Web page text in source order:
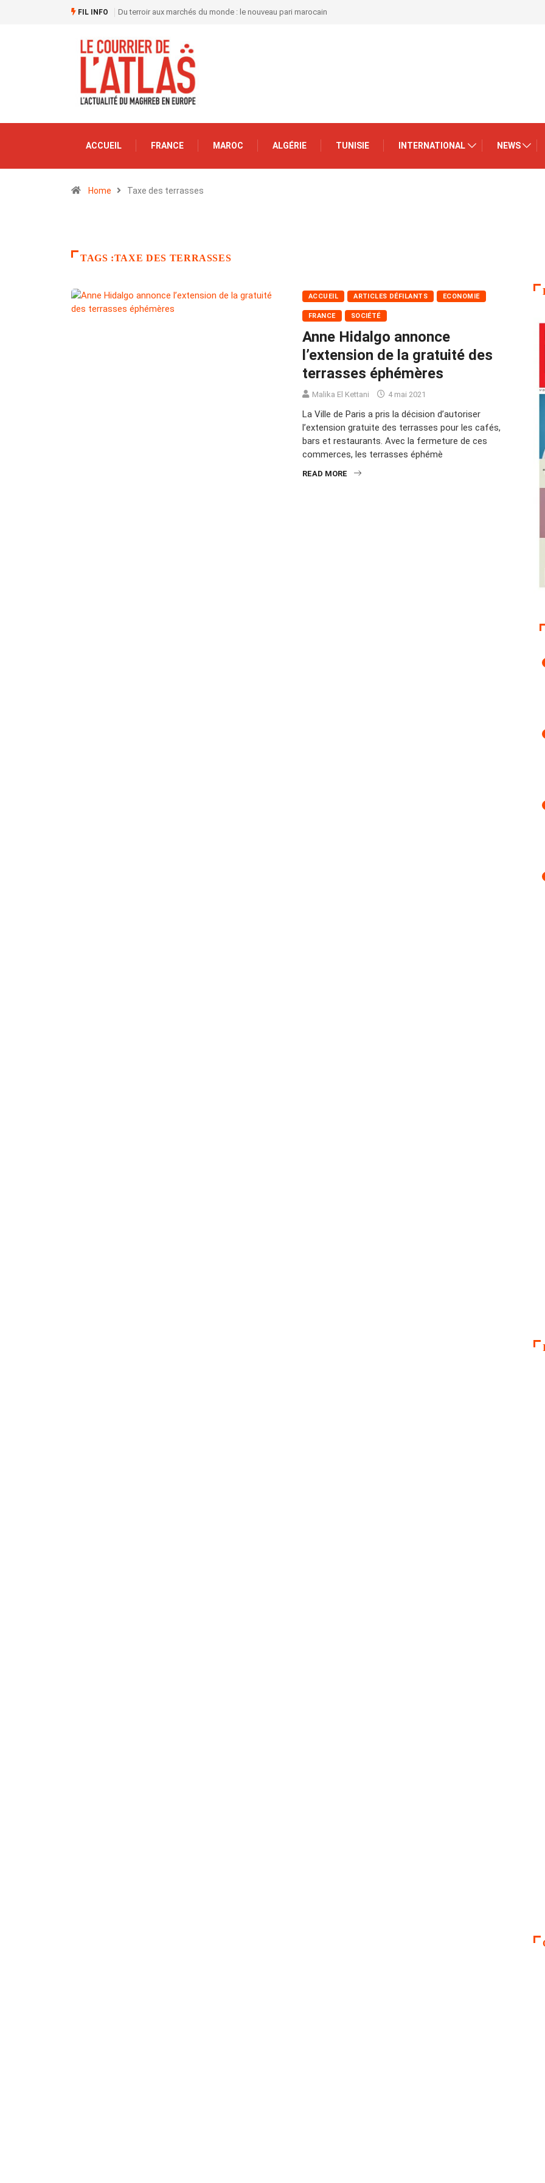
FIL INFO Du terroir aux marchés du monde : le nouveau pari marocain
ACCUEIL FRANCE MAROC ALGÉRIE TUNISIE INTERNATIONAL NEWS
Home Taxe des terrasses
TAGS :TAXE DES TERRASSES
ACCUEIL ARTICLES DÉFILANTS ECONOMIE
FRANCE SOCIÉTÉ
Anne Hidalgo annonce
l’extension de la gratuité des
terrasses éphémères
Malika El Kettani 4 mai 2021
La Ville de Paris a pris la décision d’autoriser
l’extension gratuite des terrasses pour les cafés,
bars et restaurants. Avec la fermeture de ces
commerces, les terrasses éphémè
READ MORE